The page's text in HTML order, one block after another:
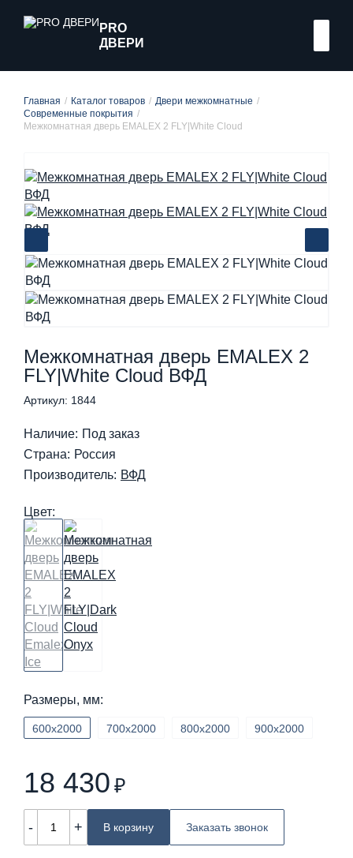
PRO
ДВЕРИ
Главная Каталог товаров
Двери межкомнатные
Современные покрытия
Межкомнатная дверь EMALEX 2 FLY|White Cloud
Межкомнатная дверь EMALEX 2
FLY|White Cloud ВФД
Артикул: 1844
Наличие: Под заказ
Страна: Россия
Производитель: ВФД
Цвет:
Размеры, мм:
600х2000 700х2000 800х2000 900х2000
18 430 ₽
- + В корзину Заказать звонок